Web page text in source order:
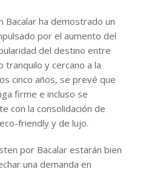
Bacalar ha demostrado un
por el aumento del
del destino entre
tranquilo y cercano a la
cinco años, se prevé que
firme e incluso se
con la consolidación de
friendly y de lujo.
por Bacalar estarán bien
una demanda en